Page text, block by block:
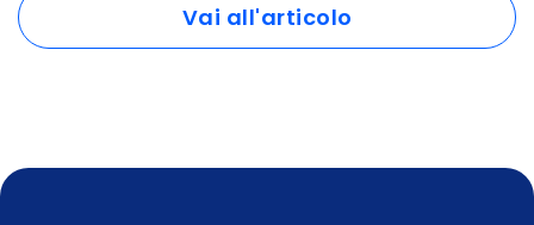
Vai all'articolo